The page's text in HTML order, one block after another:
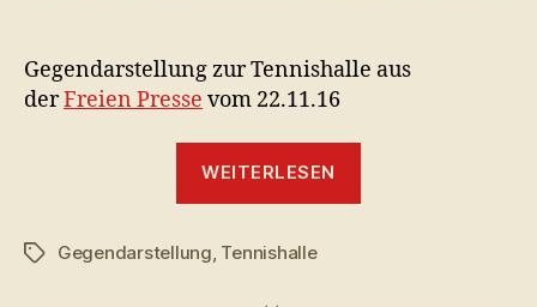
Gegendarstellung zur Tennishalle aus
derFreien Presse vom 22.11.16
WEITERLESEN
Schlagwörter
Gegendarstellung, Tennishalle